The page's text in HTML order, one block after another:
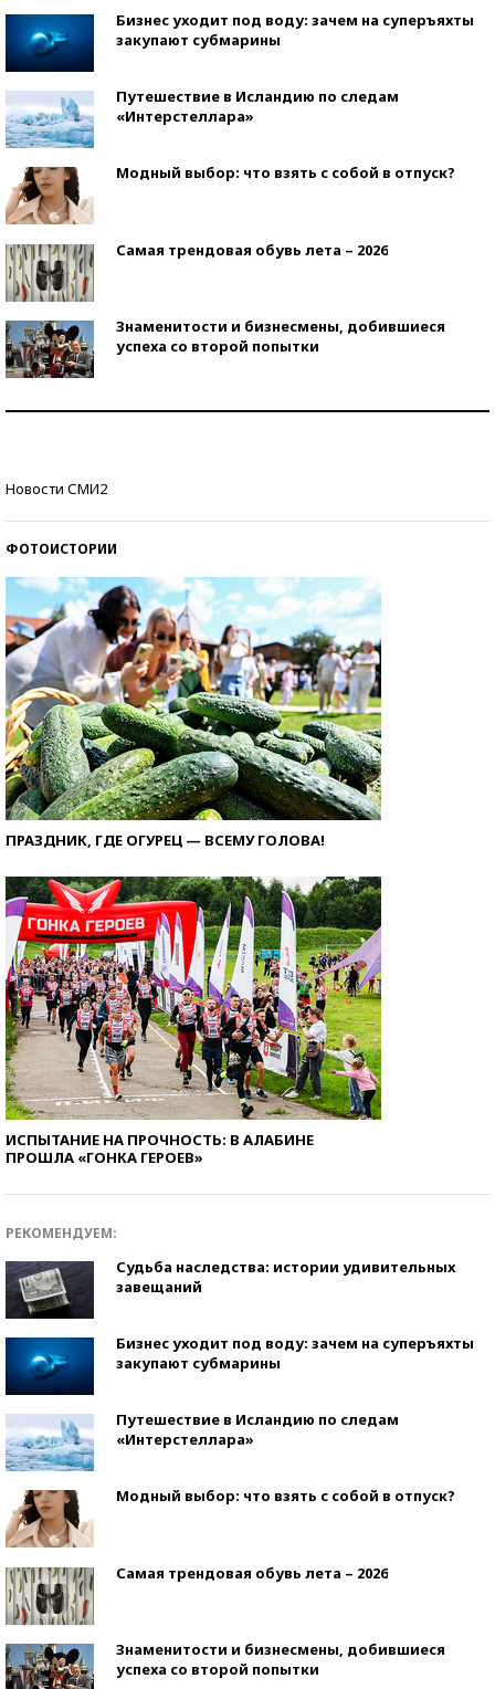
Бизнес уходит под воду: зачем на суперъяхты
закупают субмарины
Путешествие в Исландию по следам
«Интерстеллара»
Модный выбор: что взять с собой в отпуск?
Самая трендовая обувь лета – 2026
Знаменитости и бизнесмены, добившиеся
успеха со второй попытки
Новости СМИ2
ФОТОИСТОРИИ
ПРАЗДНИК, ГДЕ ОГУРЕЦ — ВСЕМУ ГОЛОВА!
ИСПЫТАНИЕ НА ПРОЧНОСТЬ: В АЛАБИНЕ
ПРОШЛА «ГОНКА ГЕРОЕВ»
РЕКОМЕНДУЕМ:
Судьба наследства: истории удивительных
завещаний
Бизнес уходит под воду: зачем на суперъяхты
закупают субмарины
Путешествие в Исландию по следам
«Интерстеллара»
Модный выбор: что взять с собой в отпуск?
Самая трендовая обувь лета – 2026
Знаменитости и бизнесмены, добившиеся
успеха со второй попытки